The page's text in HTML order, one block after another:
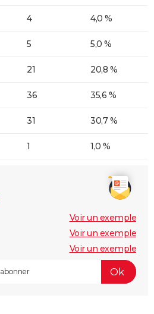
4 4,0 %
5 5,0 %
21 20,8 %
36 35,6 %
31 30,7 %
1 1,0 %
Voir un exemple
Voir un exemple
Voir un exemple